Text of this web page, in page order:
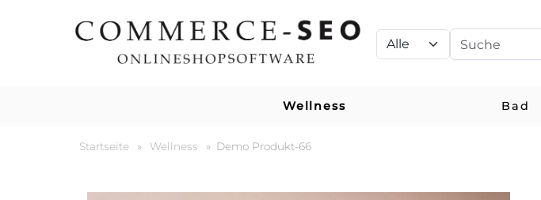
Wellness Bad
Startseite » Wellness » Demo Produkt-66